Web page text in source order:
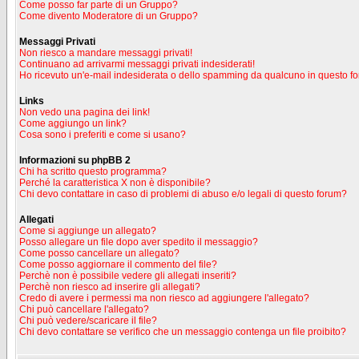
Come posso far parte di un Gruppo?
Come divento Moderatore di un Gruppo?
Messaggi Privati
Non riesco a mandare messaggi privati!
Continuano ad arrivarmi messaggi privati indesiderati!
Ho ricevuto un'e-mail indesiderata o dello spamming da qualcuno in questo
Links
Non vedo una pagina dei link!
Come aggiungo un link?
Cosa sono i preferiti e come si usano?
Informazioni su phpBB 2
Chi ha scritto questo programma?
Perché la caratteristica X non è disponibile?
Chi devo contattare in caso di problemi di abuso e/o legali di questo forum?
Allegati
Come si aggiunge un allegato?
Posso allegare un file dopo aver spedito il messaggio?
Come posso cancellare un allegato?
Come posso aggiornare il commento del file?
Perchè non è possibile vedere gli allegati inseriti?
Perchè non riesco ad inserire gli allegati?
Credo di avere i permessi ma non riesco ad aggiungere l'allegato?
Chi può cancellare l'allegato?
Chi può vedere/scaricare il file?
Chi devo contattare se verifico che un messaggio contenga un file proibito?